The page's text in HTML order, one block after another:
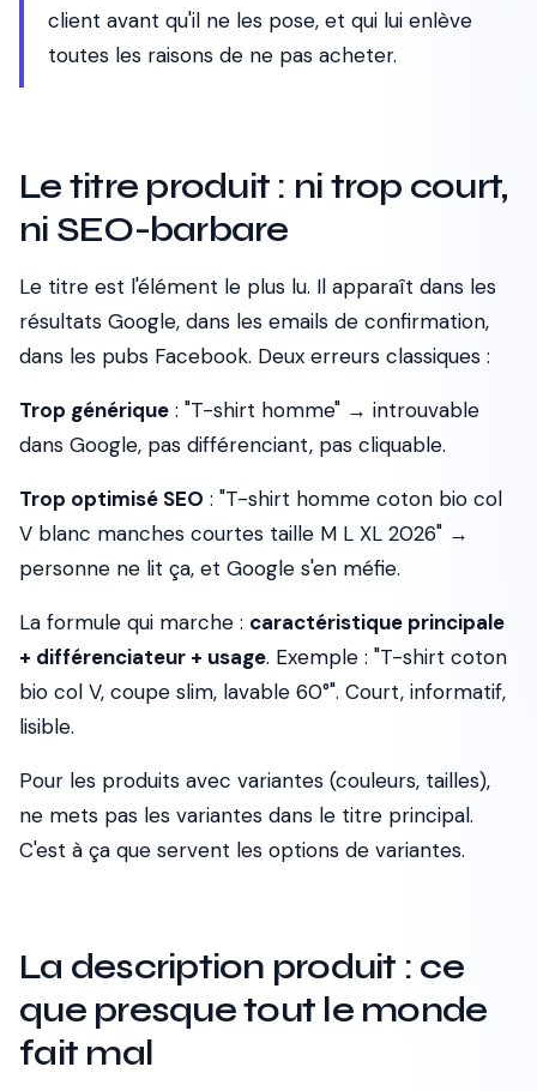
client avant qu'il ne les pose, et qui lui enlève
toutes les raisons de ne pas acheter.
Le titre produit : ni trop court,
ni SEO-barbare
Le titre est l'élément le plus lu. Il apparaît dans les
résultats Google, dans les emails de confirmation,
dans les pubs Facebook. Deux erreurs classiques :
Trop générique : "T-shirt homme" → introuvable
dans Google, pas différenciant, pas cliquable.
Trop optimisé SEO : "T-shirt homme coton bio col
V blanc manches courtes taille M L XL 2026" →
personne ne lit ça, et Google s'en méfie.
La formule qui marche : caractéristique principale
+ différenciateur + usage. Exemple : "T-shirt coton
bio col V, coupe slim, lavable 60°". Court, informatif,
lisible.
Pour les produits avec variantes (couleurs, tailles),
ne mets pas les variantes dans le titre principal.
C'est à ça que servent les options de variantes.
La description produit : ce
que presque tout le monde
fait mal